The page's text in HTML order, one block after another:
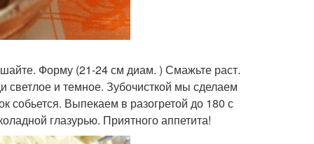
Форму (21-24 см диам. ) Смажьте раст.
и темное. Зубочисткой мы сделаем
собьется. Выпекаем в разогретой до 180 с
глазурью. Приятного аппетита!